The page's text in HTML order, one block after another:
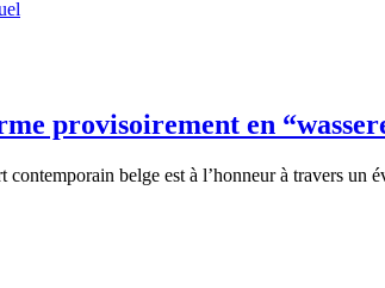
provisoirement en
belge est à l’honneur à travers un